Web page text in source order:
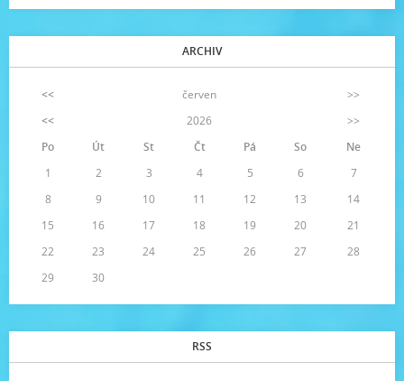
ARCHIV
<< červen
>>
<<
2026
>>
Po
Út St Čt Pá So
Ne
1
2 3 4 5 6
7
8
9 10 11 12 13
14
15
16 17 18 19 20
21
22
23 24 25 26 27
28
29
30
RSS